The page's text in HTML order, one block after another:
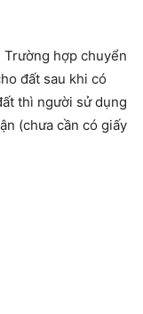
hợp chuyển
đất sau khi có
thì người sử dụng
(chưa cần có giấy